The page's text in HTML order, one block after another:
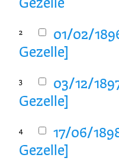
Gezelle
2
01/02/
Gezelle]
3
03/12/
Gezelle]
4
17/06/
Gezelle]